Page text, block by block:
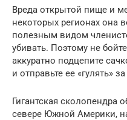
Вреда открытой пище и
некоторых регионах она
полезным видом
убивать. Поэтому не
аккуратно подцепите
и отправьте ее «гулять»
Гигантская сколопендра
севере Южной Америки,